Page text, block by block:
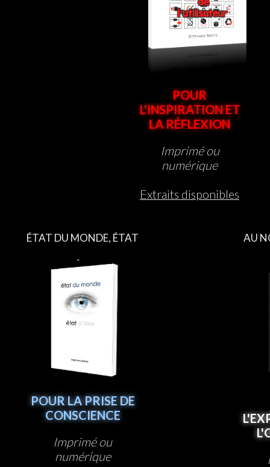
POUR
L'INSPIRATION ET
LA RÉFLEXION
Imprimé ou
numérique
Extraits disponibles
ÉTAT DU MONDE, ÉTAT
D’ÊTRE
POUR LA PRISE DE
CONSCIENCE
Imprimé ou
numérique
AU